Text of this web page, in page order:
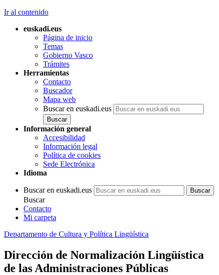
Ir al contenido
euskadi.eus
Página de inicio
Temas
Gobierno Vasco
Trámites
Herramientas
Contacto
Buscador
Mapa web
Buscar en euskadi.eus
Información general
Accesibilidad
Información legal
Política de cookies
Sede Electrónica
Idioma
Buscar en euskadi.eus
Buscar
Contacto
Mi carpeta
Departamento de Cultura y Política Lingüística
Dirección de Normalización Lingüística
de las Administraciones Públicas